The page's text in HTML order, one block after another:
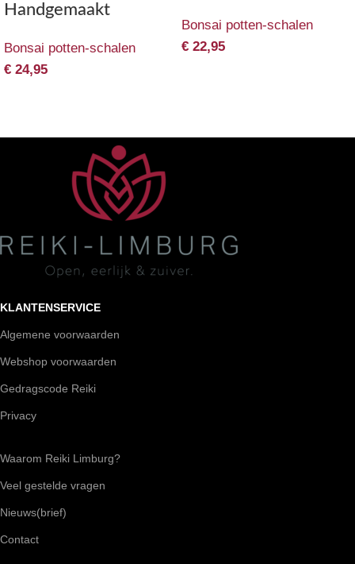
Handgemaakt
Bonsai potten-schalen
€ 24,95
Bonsai potten-schalen
€ 22,95
KLANTENSERVICE
Algemene voorwaarden
Webshop voorwaarden
Gedragscode Reiki
Privacy
Waarom Reiki Limburg?
Veel gestelde vragen
Nieuws(brief)
Contact